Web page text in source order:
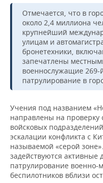
ТАТАРСТАНА
ИНВЕСТИЦИИ
НЕФТЕХИМИЯ
НЕФТЬ
ОПК
ЭНЕРГЕТИКА
НОВОСТИ БИЗНЕСА
РОЗНИЧНАЯ
ТРАНСПОРТ
УСЛУГИ
ТЕХНОЛОГИИ
НОВОСТИ
МЕДИА
ТЕЛЕКОММУНИКАЦИИ
МЕРОПРИЯТИЯ
НОВОСТИ
ВЫЕЗДНАЯ РЕДАКЦИЯ
БИЗНЕС-БРАНЧИ
ONLINE-
ОТКРЫТАЯ ЛЕКЦИЯ
СПОРТ
НОВОСТИ СПОРТА
ФУТБОЛ
ХОККЕЙ
БАСКЕТБОЛ
ВОЛЕЙБОЛ
ОБЩЕСТВО
НОВОСТИ ОБЩЕСТВА
ВЛАСТЬ
ИНФРАСТРУКТУРА
ИСТОРИЯ
ФОТОГАЛЕРЕЯ
СЮЖЕТЫ
СПРАВОЧНИК
СПИСОК ПЕРСОН
ПОЛНАЯ ВЕРСИЯ
Отмечается, что в
около 2,4 миллиона
крупнейший
улицам и
бронетехники,
запечатлены
военнослужащие 269-
патрулирование в
Учения под названием
направлены на проверку
войсковых
эскалации конфликта с
называемой «серой
задействуются активные
патрулирование
беспилотников вблизи